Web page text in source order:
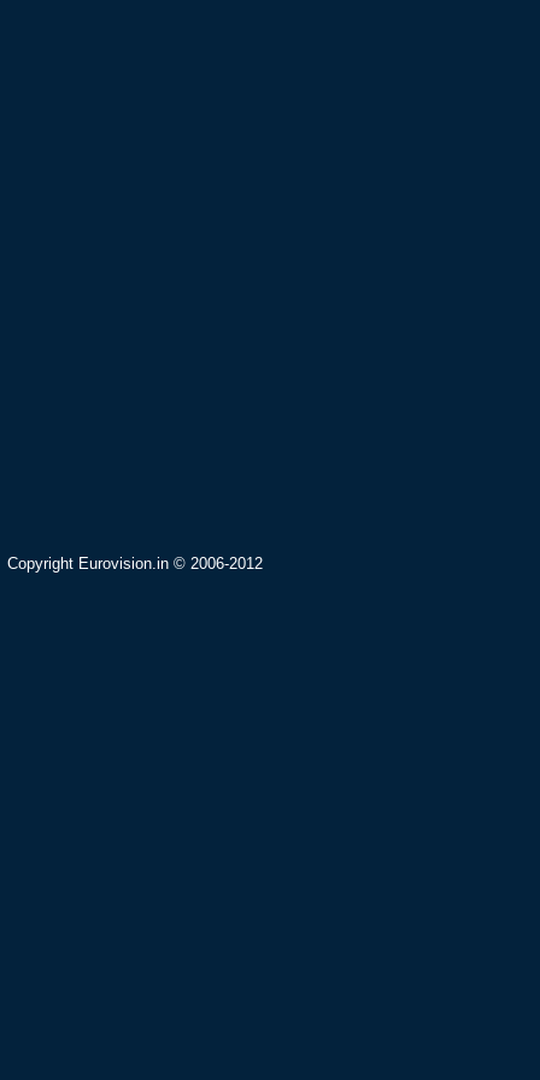
Copyright Eurovision.in © 2006-2012